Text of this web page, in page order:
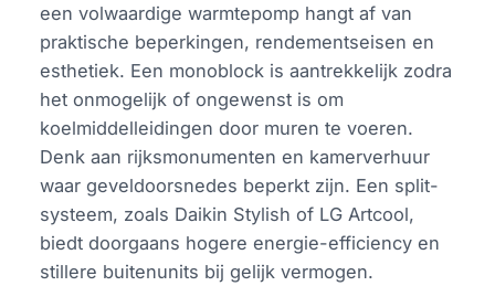
een volwaardige warmtepomp hangt af van
praktische beperkingen, rendementseisen en
esthetiek. Een monoblock is aantrekkelijk zodra
het onmogelijk of ongewenst is om
koelmiddelleidingen door muren te voeren.
Denk aan rijksmonumenten en kamerverhuur
waar geveldoorsnedes beperkt zijn. Een split-
systeem, zoals Daikin Stylish of LG Artcool,
biedt doorgaans hogere energie-efficiency en
stillere buitenunits bij gelijk vermogen.